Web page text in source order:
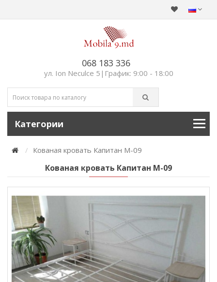
068 183 336
ул. Ion Neculce 5|График: 9:00 - 18:00
Категории
Кованая кровать Капитан М-09
Кованая кровать Капитан М-09